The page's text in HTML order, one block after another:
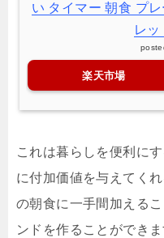
い タイマー 朝食 プ
レ
楽天市場
これは暮らしを便利に
に付加価値を与えてく
の朝食に一手間加える
ンドを作ることができま